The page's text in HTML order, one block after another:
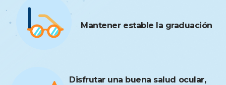
Mantener estable la graduación
Disfrutar una buena salud ocular,